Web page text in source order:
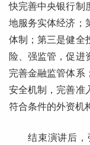
快完善中央银行制
地服务实体经济；
体制；第三是健全
险、强监管，促进
完善金融监管体系
安全机制，完善准
符合条件的外资机
结束演讲后